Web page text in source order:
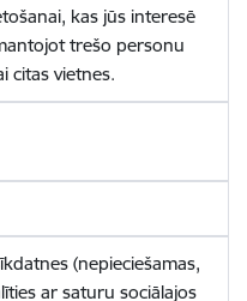
kas jūs interesē
trešo personu
citas vietnes.
(nepieciešamas,
ar saturu sociālajos